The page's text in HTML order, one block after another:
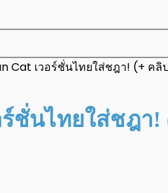
Cat เวอร์ชั่นไทยใส่ชฎา! (+ ค
ร์ชั่นไทยใส่ชฎ